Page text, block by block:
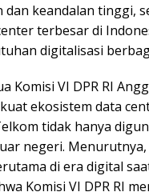
dan keandalan tinggi,
terbesar di
digitalisasi
Komisi VI DPR RI
ekosistem data
tidak hanya
negeri.
di era digital
Komisi VI DPR RI